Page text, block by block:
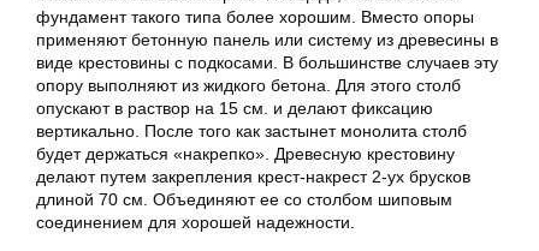
фундамент такого типа более хорошим. Вместо опоры
применяют бетонную панель или систему из древесины в
виде крестовины с подкосами. В большинстве случаев эту
опору выполняют из жидкого бетона. Для этого столб
опускают в раствор на 15 см. и делают фиксацию
вертикально. После того как застынет монолита столб
будет держаться «накрепко». Древесную крестовину
делают путем закрепления крест-накрест 2-ух брусков
длиной 70 см. Объединяют ее со столбом шиповым
соединением для хорошей надежности.